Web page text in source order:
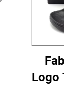
Logo